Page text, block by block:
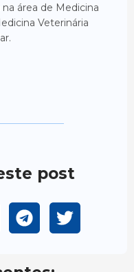
área de Medicina
Veterinária
post